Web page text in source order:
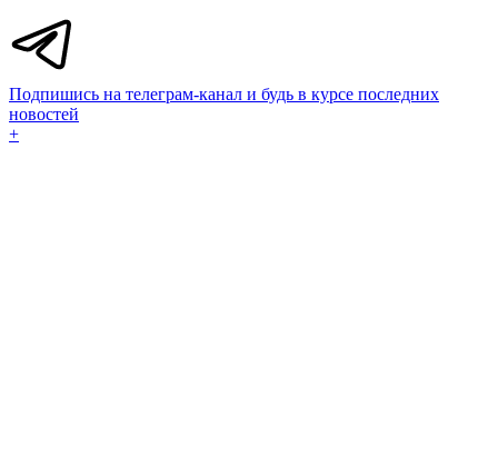
Подпишись на телеграм-канал и будь в курсе последних
новостей
+